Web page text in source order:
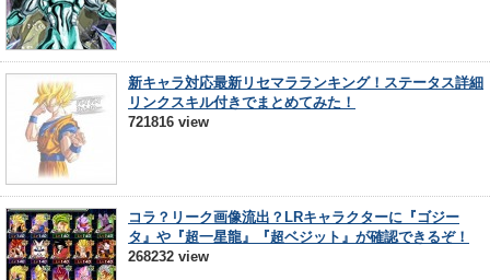
新キャラ対応最新リセマラランキング！ステータス詳細
リンクスキル付きでまとめてみた！
721816 view
コラ？リーク画像流出？LRキャラクターに『ゴジー
タ』や『超一星龍』『超ベジット』が確認できるぞ！
268232 view